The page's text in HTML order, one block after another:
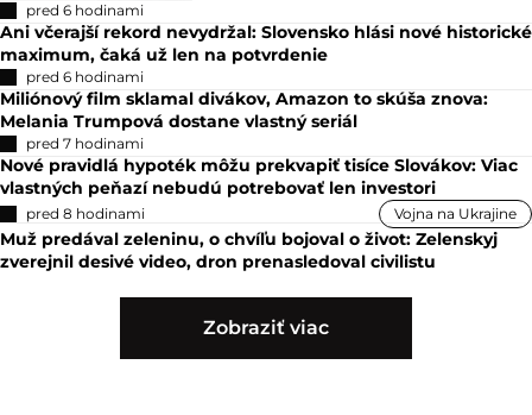
pred 6 hodinami
Ani včerajší rekord nevydržal: Slovensko hlási nové historické
maximum, čaká už len na potvrdenie
pred 6 hodinami
Miliónový film sklamal divákov, Amazon to skúša znova:
Melania Trumpová dostane vlastný seriál
pred 7 hodinami
Nové pravidlá hypoték môžu prekvapiť tisíce Slovákov: Viac
vlastných peňazí nebudú potrebovať len investori
pred 8 hodinami Vojna na Ukrajine
Muž predával zeleninu, o chvíľu bojoval o život: Zelenskyj
zverejnil desivé video, dron prenasledoval civilistu
Zobraziť viac